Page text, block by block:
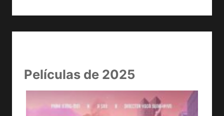
Películas de 2025